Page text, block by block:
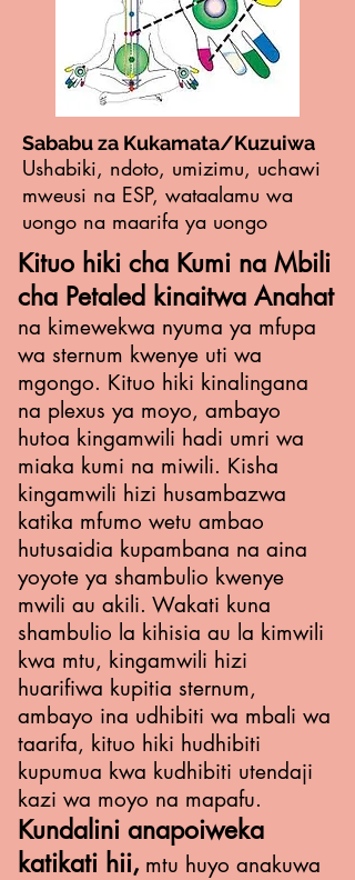
Sababu za Kukamata/Kuzuiwa
Ushabiki, ndoto, umizimu, uchawi
mweusi na ESP, wataalamu wa
uongo na maarifa ya uongo
Kituo hiki cha Kumi na Mbili
cha Petaled kinaitwa Anahat
na kimewekwa nyuma ya mfupa
wa sternum kwenye uti wa
mgongo. Kituo hiki kinalingana
na plexus ya moyo, ambayo
hutoa kingamwili hadi umri wa
miaka kumi na miwili. Kisha
kingamwili hizi husambazwa
katika mfumo wetu ambao
hutusaidia kupambana na aina
yoyote ya shambulio kwenye
mwili au akili. Wakati kuna
shambulio la kihisia au la kimwili
kwa mtu, kingamwili hizi
huarifiwa kupitia sternum,
ambayo ina udhibiti wa mbali wa
taarifa, kituo hiki hudhibiti
kupumua kwa kudhibiti utendaji
kazi wa moyo na mapafu.
Kundalini anapoiweka
katikati hii, mtu huyo anakuwa